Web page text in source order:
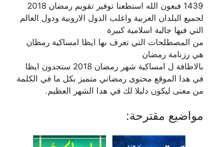
1439 فبعون الله استطعنا توفير تقويم رمضان 2018
لجميع البلدان العربية واغلب الدول الاروبية ودول العالم
التي فيها جالية اسلامية كبيرة
من المصطلحات التي تعرف بها ايظا امساكية رمظان
هي رزنامة رمضان
بالاظافة ل امساكية شهر رمضان 2018 ستجدون ايظا
في هدا الموقع محتوى رمضاني متميز بكل ما في الكلمة
من معنى ليكون دليلا لك في هدا الشهر العظيم.
مواضيع مقترحة: